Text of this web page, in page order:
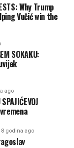
Why Trump
Vučić win the
SOKAKU:
ago
8 godina ago